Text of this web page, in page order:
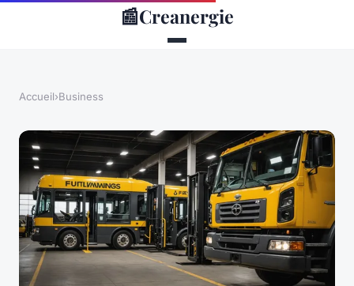
📰Creanergie
Accueil›Business